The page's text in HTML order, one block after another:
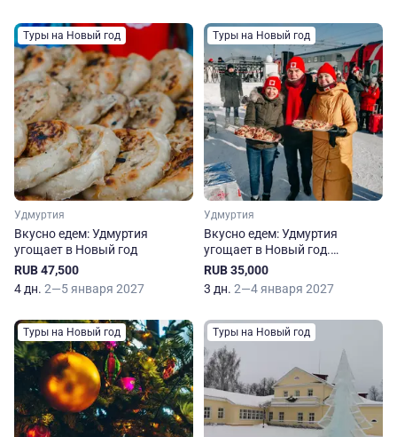
Туры на Новый год
Удмуртия
Вкусно едем: Удмуртия
угощает в Новый год
RUB 47,500
4 дн. 2—5 января 2027
Туры на Новый год
Удмуртия
Вкусно едем: Удмуртия
угощает в Новый год.
Сокращенная программа
RUB 35,000
3 дн. 2—4 января 2027
Туры на Новый год Туры на Новый год